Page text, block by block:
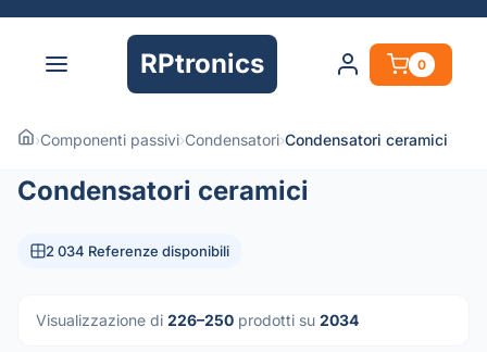
RPtronics 0
›Componenti passivi›Condensatori›Condensatori ceramici
Condensatori ceramici
2 034 Referenze disponibili
Visualizzazione di 226–250 prodotti su 2034